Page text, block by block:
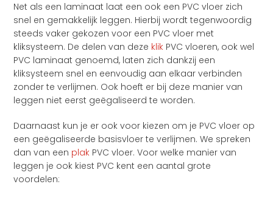
Net als een laminaat laat een ook een PVC vloer zich
snel en gemakkelijk leggen. Hierbij wordt tegenwoordig
steeds vaker gekozen voor een PVC vloer met
kliksysteem. De delen van deze klik PVC vloeren, ook wel
PVC laminaat genoemd, laten zich dankzij een
kliksysteem snel en eenvoudig aan elkaar verbinden
zonder te verlijmen. Ook hoeft er bij deze manier van
leggen niet eerst geëgaliseerd te worden.
Daarnaast kun je er ook voor kiezen om je PVC vloer op
een geëgaliseerde basisvloer te verlijmen. We spreken
dan van een plak PVC vloer. Voor welke manier van
leggen je ook kiest PVC kent een aantal grote
voordelen: